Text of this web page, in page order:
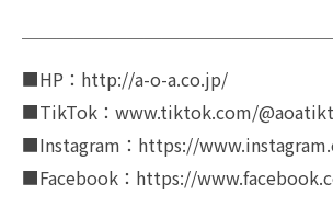
￣￣￣￣￣￣￣￣￣￣￣￣￣￣￣￣￣
■HP：http://a-o-a.co.jp/
■TikTok：www.tiktok.com/
■Instagram：https://
■Facebook：https://